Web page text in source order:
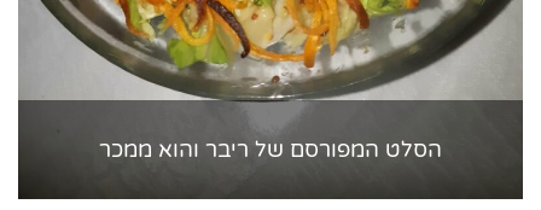
הסלט המפורסם של ריבר והוא ממכר